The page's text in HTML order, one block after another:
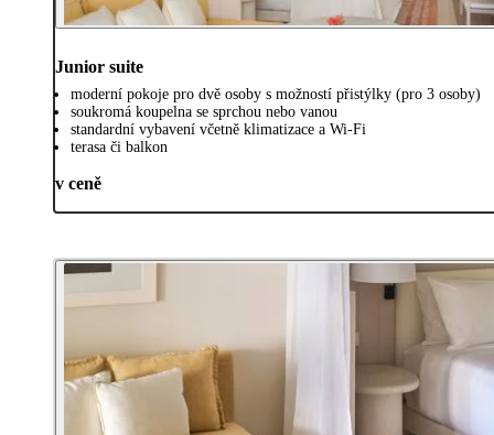
Junior suite
moderní pokoje pro dvě osoby s možností přistýlky (pro 3 osoby)
soukromá koupelna se sprchou nebo vanou
standardní vybavení včetně klimatizace a Wi-Fi
terasa či balkon
v ceně